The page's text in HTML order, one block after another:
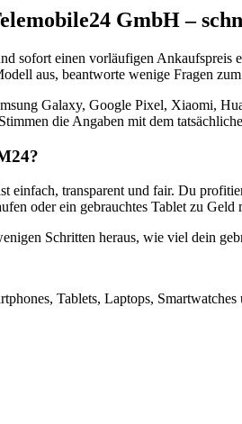
GmbH –
sofort einen vorläufigen Ankaufspreis
aus, beantworte wenige Fragen
Galaxy, Google Pixel, Xiaomi,
die Angaben mit dem
transparent und fair. Du
oder ein gebrauchtes Tablet zu
Schritten heraus, wie viel dein
Tablets, Laptops,